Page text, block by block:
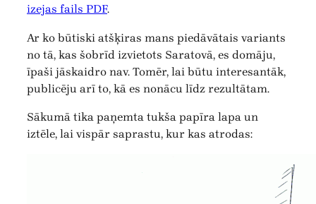
izejas fails PDF.
Ar ko būtiski atšķiras mans piedāvātais variants
no tā, kas šobrīd izvietots Saratovā, es domāju,
īpaši jāskaidro nav. Tomēr, lai būtu interesantāk,
publicēju arī to, kā es nonācu līdz rezultātam.
Sākumā tika paņemta tukša papīra lapa un
iztēle, lai vispār saprastu, kur kas atrodas: